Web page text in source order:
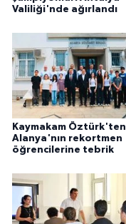
Valiliği'nde ağırlandı
Kaymakam Öztürk'ten
Alanya'nın rekortmen
öğrencilerine tebrik